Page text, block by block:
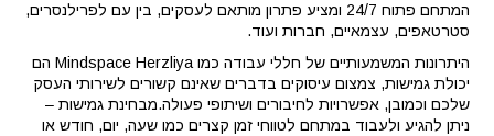
המתחם פתוח 24/7 ומציע פתרון מותאם לעסקים, בין עם לפרילנסרים,
סטרטאפים, עצמאיים, חברות ועוד.
היתרונות המשמעותיים של חללי עבודה כמו Mindspace Herzliya הם
יכולת גמישות, צמצום עיסוקים בדברים שאינם קשורים לשירותי העסק
שלכם וכמובן, אפשרויות לחיבורים ושיתופי פעולה.מבחינת גמישות –
ניתן להגיע ולעבוד במתחם לטווחי זמן קצרים כמו שעה, יום, חודש או